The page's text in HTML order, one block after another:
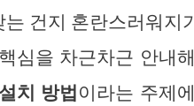
건지 혼란스러워지
심을 차근차근 안내
치 방법이라는 주제